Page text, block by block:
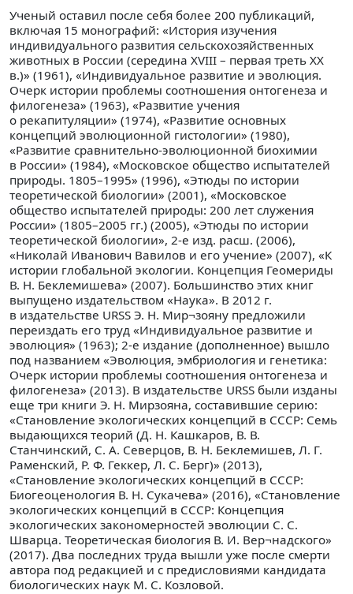
Ученый оставил после себя более 200 публикаций,
включая 15 монографий: «История изучения
индивидуального развития сельскохозяйственных
животных в России (середина XVIII – первая треть XX
в.)» (1961), «Индивидуальное развитие и эволюция.
Очерк истории проблемы соотношения онтогенеза и
филогенеза» (1963), «Развитие учения
о рекапитуляции» (1974), «Развитие основных
концепций эволюционной гистологии» (1980),
«Развитие сравнительно-эволюционной биохимии
в России» (1984), «Московское общество испытателей
природы. 1805–1995» (1996), «Этюды по истории
теоретической биологии» (2001), «Московское
общество испытателей природы: 200 лет служения
России» (1805–2005 гг.) (2005), «Этюды по истории
теоретической биологии», 2-е изд. расш. (2006),
«Николай Иванович Вавилов и его учение» (2007), «К
истории глобальной экологии. Концепция Геомериды
В. Н. Беклемишева» (2007). Большинство этих книг
выпущено издательством «Наука». В 2012 г.
в издательстве URSS Э. Н. Мир¬зояну предложили
переиздать его труд «Индивидуальное развитие и
эволюция» (1963); 2-е издание (дополненное) вышло
под названием «Эволюция, эмбриология и генетика:
Очерк истории проблемы соотношения онтогенеза и
филогенеза» (2013). В издательстве URSS были изданы
еще три книги Э. Н. Мирзояна, составившие серию:
«Становление экологических концепций в СССР: Семь
выдающихся теорий (Д. Н. Кашкаров, В. В.
Станчинский, С. А. Северцов, В. Н. Беклемишев, Л. Г.
Раменский, Р. Ф. Геккер, Л. С. Берг)» (2013),
«Становление экологических концепций в СССР:
Биогеоценология В. Н. Сукачева» (2016), «Становление
экологических концепций в СССР: Концепция
экологических закономерностей эволюции С. С.
Шварца. Теоретическая биология В. И. Вер¬надского»
(2017). Два последних труда вышли уже после смерти
автора под редакцией и с предисловиями кандидата
биологических наук М. С. Козловой.